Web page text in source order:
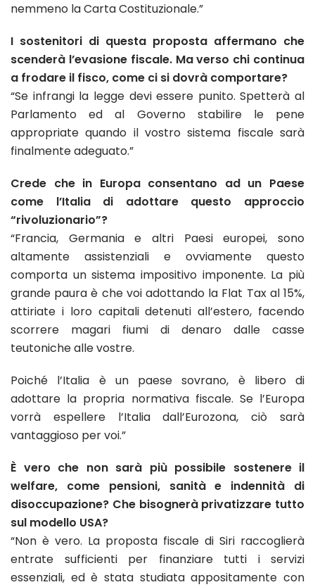
nemmeno la Carta Costituzionale.”
I sostenitori di questa proposta affermano che
scenderà l’evasione fiscale. Ma verso chi continua
a frodare il fisco, come ci si dovrà comportare?
“Se infrangi la legge devi essere punito. Spetterà al
Parlamento ed al Governo stabilire le pene
appropriate quando il vostro sistema fiscale sarà
finalmente adeguato.”
Crede che in Europa consentano ad un Paese
come l’Italia di adottare questo approccio
“rivoluzionario”?
“Francia, Germania e altri Paesi europei, sono
altamente assistenziali e ovviamente questo
comporta un sistema impositivo imponente. La più
grande paura è che voi adottando la Flat Tax al 15%,
attiriate i loro capitali detenuti all’estero, facendo
scorrere magari fiumi di denaro dalle casse
teutoniche alle vostre.
Poiché l’Italia è un paese sovrano, è libero di
adottare la propria normativa fiscale. Se l’Europa
vorrà espellere l’Italia dall’Eurozona, ciò sarà
vantaggioso per voi.”
È vero che non sarà più possibile sostenere il
welfare, come pensioni, sanità e indennità di
disoccupazione? Che bisognerà privatizzare tutto
sul modello USA?
“Non è vero. La proposta fiscale di Siri raccoglierà
entrate sufficienti per finanziare tutti i servizi
essenziali, ed è stata studiata appositamente con